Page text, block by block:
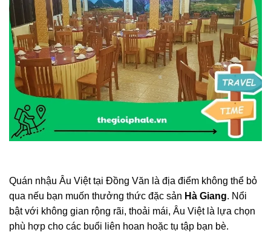
Quán nhậu Âu Việt tại Đồng Văn là địa điểm không thể bỏ
qua nếu bạn muốn thưởng thức đặc sản Hà Giang. Nổi
bật với không gian rộng rãi, thoải mái, Âu Việt là lựa chọn
phù hợp cho các buổi liên hoan hoặc tụ tập bạn bè.